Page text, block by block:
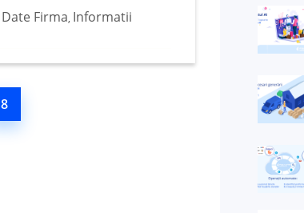
Date Firma, Informatii
8